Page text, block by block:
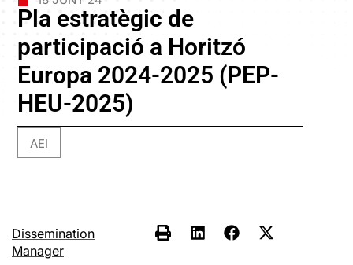
Pla estratègic de
participació a Horitzó
Europa 2024-2025 (PEP-
HEU-2025)
AEI
Dissemination
Manager